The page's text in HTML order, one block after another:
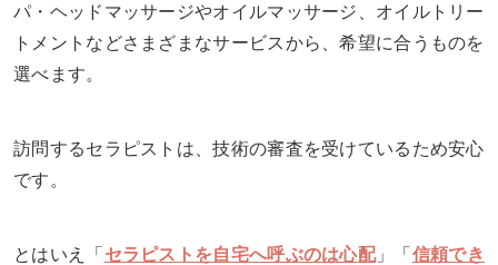
パ・ヘッドマッサージやオイルマッサージ、オイルトリー
トメントなどさまざまなサービスから、希望に合うものを
選べます。
訪問するセラピストは、技術の審査を受けているため安心
です。
とはいえ「 セラピストを自宅へ呼ぶのは心配」「 信頼でき